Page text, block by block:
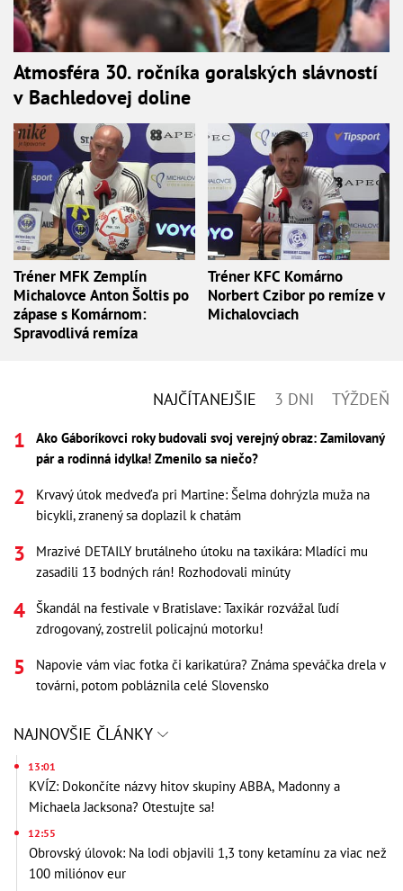
Atmosféra 30. ročníka goralských slávností
v Bachledovej doline
Tréner MFK Zemplín
Michalovce Anton Šoltis po
zápase s Komárnom:
Spravodlivá remíza
Tréner KFC Komárno
Norbert Czibor po remíze v
Michalovciach
NAJČÍTANEJŠIE 3 DNI TÝŽDEŇ
Ako Gáboríkovci roky budovali svoj verejný obraz: Zamilovaný
pár a rodinná idylka! Zmenilo sa niečo?
Krvavý útok medveďa pri Martine: Šelma dohrýzla muža na
bicykli, zranený sa doplazil k chatám
Mrazivé DETAILY brutálneho útoku na taxikára: Mladíci mu
zasadili 13 bodných rán! Rozhodovali minúty
Škandál na festivale v Bratislave: Taxikár rozvážal ľudí
zdrogovaný, zostrelil policajnú motorku!
Napovie vám viac fotka či karikatúra? Známa speváčka drela v
továrni, potom pobláznila celé Slovensko
NAJNOVŠIE ČLÁNKY
13:01
KVÍZ: Dokončíte názvy hitov skupiny ABBA, Madonny a
Michaela Jacksona? Otestujte sa!
12:55
Obrovský úlovok: Na lodi objavili 1,3 tony ketamínu za viac než
100 miliónov eur